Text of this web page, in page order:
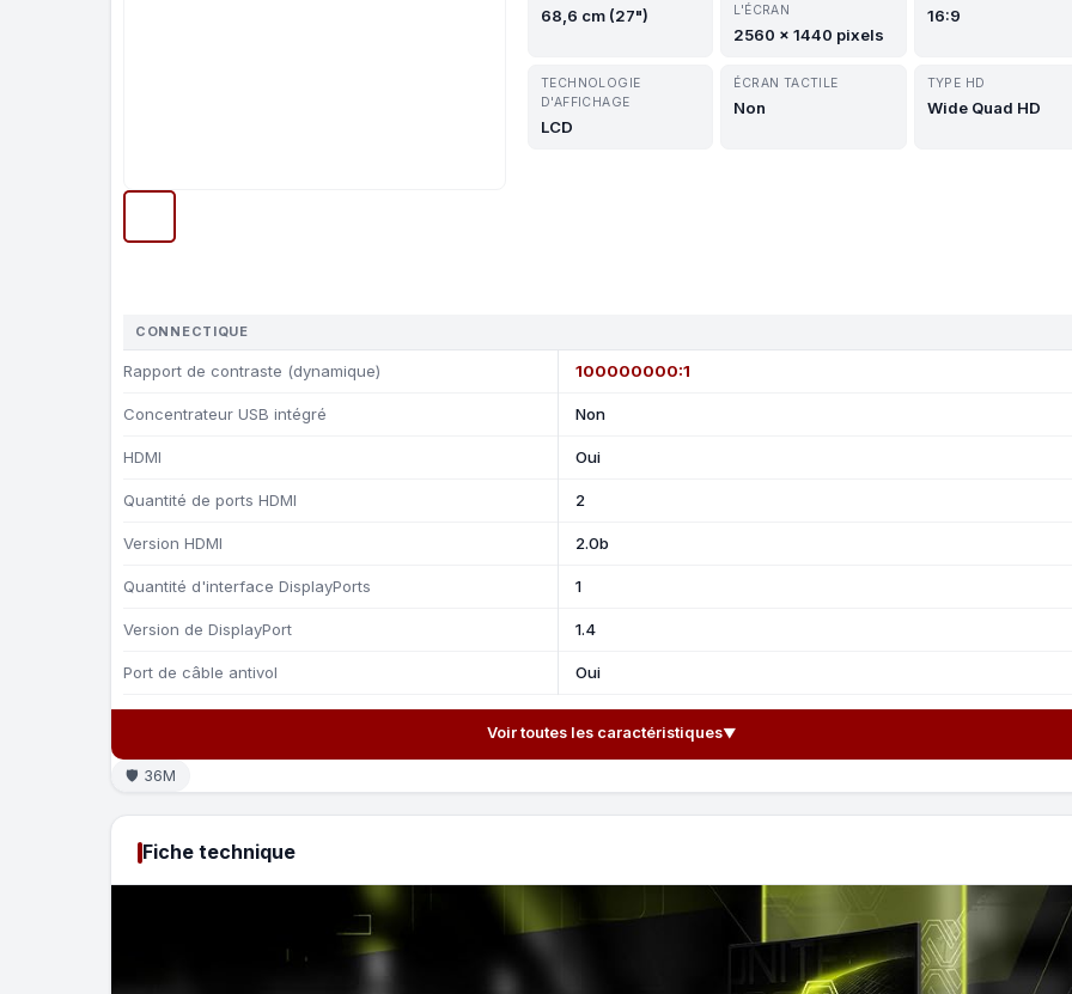
68,6 cm (27")
L'ÉCRAN
2560 x 1440 pixels
16:9
TECHNOLOGIE
D'AFFICHAGE
LCD
ÉCRAN TACTILE
Non
TYPE HD
Wide Quad HD
CONNECTIQUE
Rapport de contraste (dynamique) 100000000:1
Concentrateur USB intégré Non
HDMI Oui
Quantité de ports HDMI 2
Version HDMI 2.0b
Quantité d'interface DisplayPorts 1
Version de DisplayPort 1.4
Port de câble antivol Oui
Voir toutes les caractéristiques▼
🛡 36M
Fiche technique